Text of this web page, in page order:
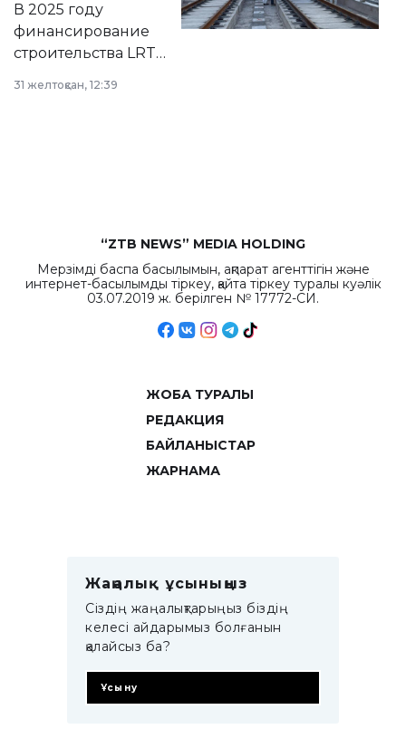
города.
В 2025 году
финансирование
строительства LRT
республиканского
31 желтоқсан, 12:39
“ZTB NEWS” MEDIA HOLDING
Мерзімді баспа басылымын, ақпарат агенттігін және
интернет-басылымды тіркеу, қайта тіркеу туралы куәлік
03.07.2019 ж. берілген № 17772-СИ.
ЖОБА ТУРАЛЫ
РЕДАКЦИЯ
БАЙЛАНЫСТАР
ЖАРНАМА
Жаңалық ұсыныңыз
Сіздің жаңалықтарыңыз біздің
келесі айдарымыз болғанын
қалайсыз ба?
Ұсыну